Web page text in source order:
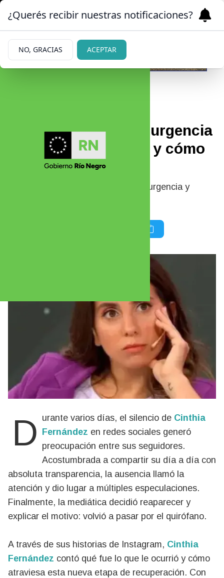
De qué operaron de urgencia
a Cinthia Fernández y cómo
está ahora
Cinthia Fernández fue operada de urgencia y
Durante varios días, el silencio de Cinthia
Fernández en redes sociales generó
preocupación entre sus seguidores.
Acostumbrada a compartir su día a día con
absoluta transparencia, la ausencia llamó la
atención y dio lugar a múltiples especulaciones.
Finalmente, la mediática decidió reaparecer y
explicar el motivo: volvió a pasar por el quirófano.
A través de sus historias de Instagram, Cinthia
Fernández contó qué fue lo que le ocurrió y cómo
atraviesa esta nueva etapa de recuperación. Con
¿Querés recibir nuestras notificaciones?
NO, GRACIAS ACEPTAR